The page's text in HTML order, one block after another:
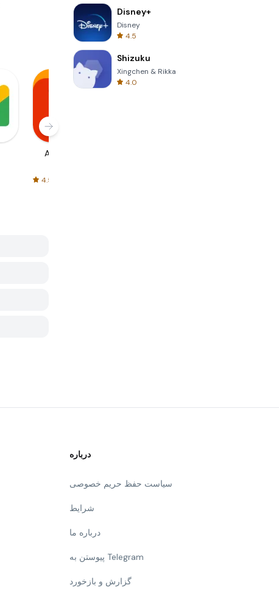
AliExpress
4.5
Disney+
Disney
4.5
Shizuku
Xingchen & Rikka
4.0
درباره
سیاست حفظ حریم خصوصی
شرایط
درباره ما
پیوستن به Telegram
گزارش و بازخورد